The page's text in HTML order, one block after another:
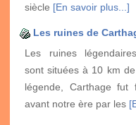
siècle [En savoir plus...]
Les ruines de
Les ruines
sont situées à 10 km
légende, Carthage fut
avant notre ère par les